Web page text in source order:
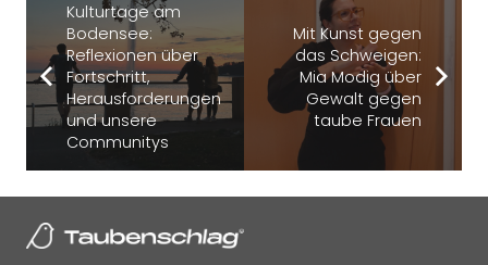
Kulturtage am
Bodensee:
Reflexionen über
Fortschritt,
Herausforderungen
und unsere
Communitys
Mit Kunst gegen
das Schweigen:
Mia Modig über
Gewalt gegen
taube Frauen